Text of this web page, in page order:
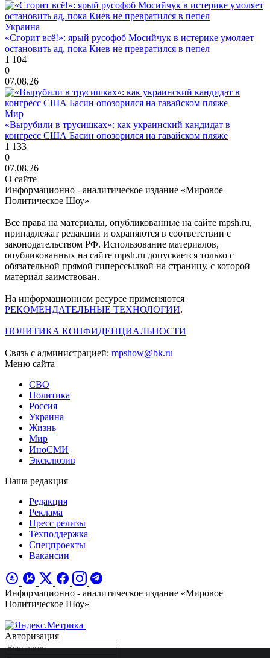
Украина
«Сгорит всё!»: ярый русофоб Мосийчук в истерике умоляет
остановить ад, пока Киев не превратился в пепел
1 104
0
07.08.26
Мир
«Вырубили в трусишках»: как украинский кандидат в
конгресс США Басин опозорился на гавайском пляже
1 133
0
07.08.26
О сайте
Информационно - аналитическое издание «Мировое
Политическое Шоу»
Все права на материалы, опубликованные на сайте mpsh.ru,
принадлежат редакции и охраняются в соответствии с
законодательством РФ. Использование материалов,
опубликованных на сайте mpsh.ru допускается только с
обязательной прямой гиперссылкой на страницу, с которой
материал заимствован.
На информационном ресурсе применяются
РЕКОМЕНДАТЕЛЬНЫЕ ТЕХНОЛОГИИ.
ПОЛИТИКА КОНФИДЕНЦИАЛЬНОСТИ
Связь с администрацией: mpshow@bk.ru
Меню сайта
СВО
Политика
Россия
Украина
Жизнь
Мир
ИноСМИ
Эксклюзив
Наша редакция
Редакция
Реклама
Пресс релизы
Техподдержка
Спецпроекты
Вакансии
Информационно - аналитическое издание «Мировое
Политическое Шоу»
Авторизация